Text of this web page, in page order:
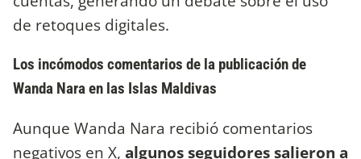
de retoques digitales.
Los incómodos comentarios de la publicación de
Wanda Nara en las Islas Maldivas
Aunque Wanda Nara recibió comentarios
negativos en X, algunos seguidores salieron a